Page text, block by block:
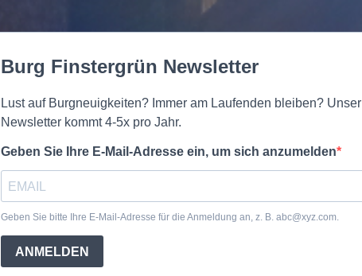
Burg Finstergrün Newsletter
Lust auf Burgneuigkeiten? Immer am Laufenden bleiben? Unser
Newsletter kommt 4-5x pro Jahr.
Geben Sie Ihre E-Mail-Adresse ein, um sich anzumelden
Geben Sie bitte Ihre E-Mail-Adresse für die Anmeldung an, z. B. abc@xyz.com.
ANMELDEN